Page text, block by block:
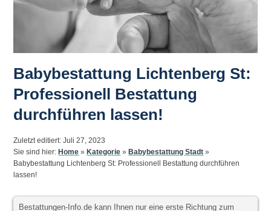
Babybestattung Lichtenberg St:
Professionell Bestattung
durchführen lassen!
Zuletzt editiert: Juli 27, 2023
Sie sind hier:Home »Kategorie »Babybestattung Stadt »
Babybestattung Lichtenberg St: Professionell Bestattung durchführen
lassen!
Bestattungen-Info.de kann Ihnen nur eine erste Richtung zum